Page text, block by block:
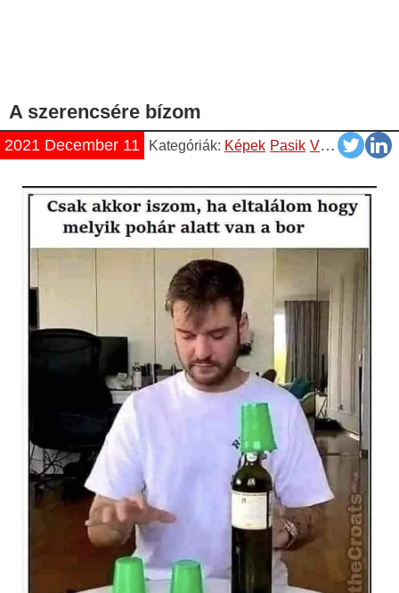
A szerencsére bízom
2021 December 11 Kategóriák: Képek Pasik Vicces